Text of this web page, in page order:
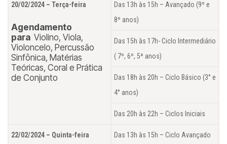
20/02/2024 – Terça-feira
Agendamento
para Violino, Viola,
Violoncelo, Percussão
Sinfônica, Matérias
Teóricas, Coral e Prática
de Conjunto
Das 13h às 15h – Avançado (9º e
8º anos)
Das 15h às 17h- Ciclo Intermediário
( 7º, 6º, 5ª anos)
Das 18h às 20h – Ciclo Básico (3° e
4° anos)
Das 20h às 22h – Ciclos Iniciais
22/02/2024 – Quinta-feira
Das 13h às 15h – Ciclo Avançado